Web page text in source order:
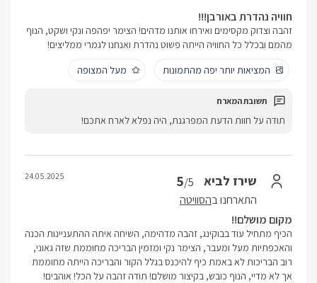
חוויה נהדרת באורבן!!!
זהבה וצדוק מקסימים ואירחו אותנו מדהים! הצימר יפהפה ונקי ושקט, הנוף
מהמם ובכלל כל החוויה הייתה פשוט נהדרת ואנחנו לגמרי ממליצים!
המציאות יותר יפה מהתמונות
מעל המצופה
תודה על חוות הדעת המפרגנת, היה נפלא לארח אתכם!
שירז לביא 5/5
התארחנו בהסוויטה
24.05.2025
מקום מושלם!!
הכיף מתחיל עוד בבוקינג, זהבה מדהימה, השיחה איתה ההתעניינות הכנה
והאכפתיות מעל ומעבר, הצימר נקי ומזמין הבריכה מחוממת שזה גאוני,
רוב הבריכות לא באמת כיף להיכנס בגלל הקור והבריכה הייתה מחוממת
אך לא מדיי, הנוף כובש, בקיצור מושלם! תודה זהבה על הכל! אוהבים!